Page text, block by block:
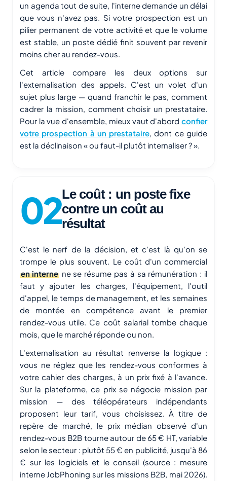
un agenda tout de suite, l'interne demande un délai
que vous n'avez pas. Si votre prospection est un
pilier permanent de votre activité et que le volume
est stable, un poste dédié finit souvent par revenir
moins cher au rendez-vous.
Cet article compare les deux options sur
l'externalisation des appels. C'est un volet d'un
sujet plus large — quand franchir le pas, comment
cadrer la mission, comment choisir un prestataire.
Pour la vue d'ensemble, mieux vaut d'abord confier
votre prospection à un prestataire, dont ce guide
est la déclinaison « ou faut-il plutôt internaliser ? ».
Le coût : un poste fixe
contre un coût au
résultat
C'est le nerf de la décision, et c'est là qu'on se
trompe le plus souvent. Le coût d'un commercial
en internene se résume pas à sa rémunération : il
faut y ajouter les charges, l'équipement, l'outil
d'appel, le temps de management, et les semaines
de montée en compétence avant le premier
rendez-vous utile. Ce coût salarial tombe chaque
mois, que le marché réponde ou non.
L'externalisation au résultat renverse la logique :
vous ne réglez que les rendez-vous conformes à
votre cahier des charges, à un prix fixé à l'avance.
Sur la plateforme, ce prix se négocie mission par
mission — des téléopérateurs indépendants
proposent leur tarif, vous choisissez. À titre de
repère de marché, le prix médian observé d'un
rendez-vous B2B tourne autour de 65 € HT, variable
selon le secteur : plutôt 55 € en publicité, jusqu'à 86
€ sur les logiciels et le conseil (source : mesure
interne JobPhoning sur les missions B2B, mai 2026).